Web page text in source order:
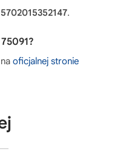
5702015352147.
oficjalnej stronie